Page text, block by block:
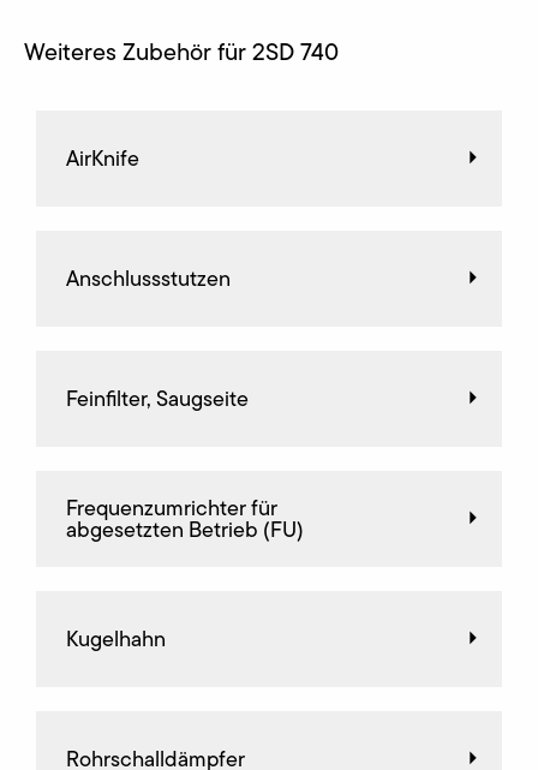
Weiteres Zubehör für 2SD 740
AirKnife
Anschlussstutzen
Feinfilter, Saugseite
Frequenz­umrichter für
abgesetzten Betrieb (FU)
Kugelhahn
Rohrschalldämpfer